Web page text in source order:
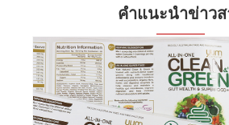
คำแนะนำข่าว
แท็กเสื้อผ้าที่ยั่งยืนช่วยเพิ่มมูล
อย่างไร - คำตอบของ GZ